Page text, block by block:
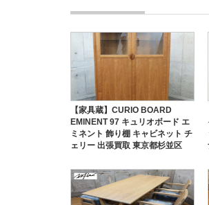
【家具蔵】CURIO BOARD
EMINENT 97 キュリオボード エ
ミネント 飾り棚 キャビネット チ
ェリー 出張買取 東京都杉並区